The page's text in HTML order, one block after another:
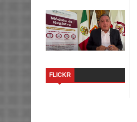
FLICKR